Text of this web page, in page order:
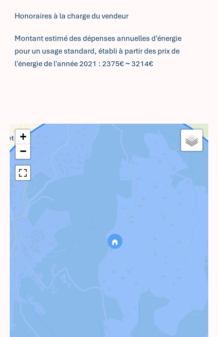
Honoraires à la charge du vendeur
Montant estimé des dépenses annuelles d'énergie
pour un usage standard, établi à partir des prix de
l'énergie de l'année 2021 : 2375€ ~ 3214€
+
−